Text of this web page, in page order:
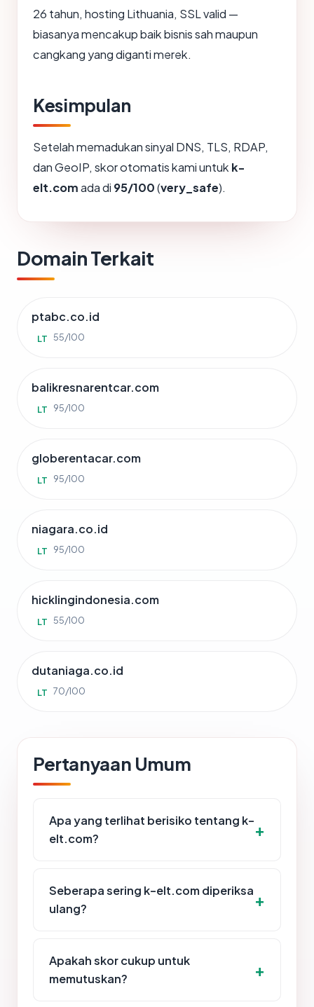
26 tahun, hosting Lithuania, SSL valid —
biasanya mencakup baik bisnis sah maupun
cangkang yang diganti merek.
Kesimpulan
Setelah memadukan sinyal DNS, TLS, RDAP,
dan GeoIP, skor otomatis kami untuk k-
elt.comada di 95/100(very_safe).
Domain Terkait
ptabc.co.id
LT 55/100
balikresnarentcar.com
LT 95/100
globerentacar.com
LT 95/100
niagara.co.id
LT 95/100
hicklingindonesia.com
LT 55/100
dutaniaga.co.id
LT 70/100
Pertanyaan Umum
Apa yang terlihat berisiko tentang k-
elt.com?
Seberapa sering k-elt.com diperiksa
ulang?
Apakah skor cukup untuk
memutuskan?